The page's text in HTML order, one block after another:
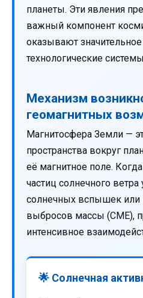
планеты. Эти явления
важный компонент
оказывают
технологические
Механизм
геомагнитных
Магнитосфера Земли —
пространства вокруг
её магнитное поле.
частиц солнечного ветра
солнечных вспышек или
выбросов массы (CME),
интенсивное
🌟 Солнечная